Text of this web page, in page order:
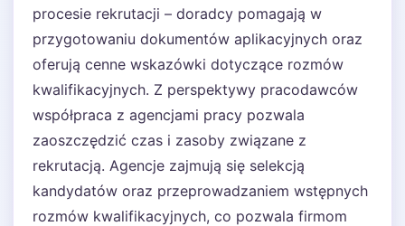
procesie rekrutacji – doradcy pomagają w
przygotowaniu dokumentów aplikacyjnych oraz
oferują cenne wskazówki dotyczące rozmów
kwalifikacyjnych. Z perspektywy pracodawców
współpraca z agencjami pracy pozwala
zaoszczędzić czas i zasoby związane z
rekrutacją. Agencje zajmują się selekcją
kandydatów oraz przeprowadzaniem wstępnych
rozmów kwalifikacyjnych, co pozwala firmom